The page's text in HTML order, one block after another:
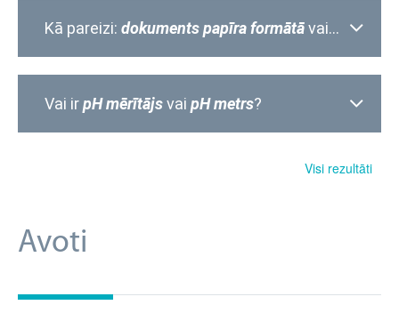
Kā pareizi: dokuments papīra formātāvai
Vai irpH mērītājsvai pH metrs?
Visi rezultāti
Avoti